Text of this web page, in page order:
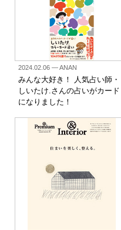
2024.02.06— ANAN
みんな大好き！ 人気占い師・
しいたけ.さんの占いがカード
になりました！